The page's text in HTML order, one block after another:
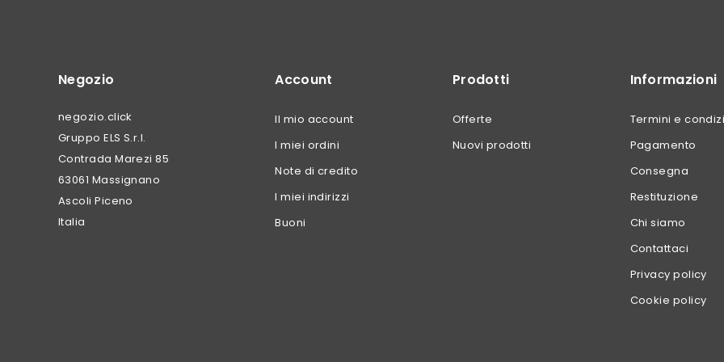
Negozio
negozio.click
Gruppo ELS S.r.l.
Contrada Marezi 85
63061 Massignano
Ascoli Piceno
Italia
Account
Il mio account
I miei ordini
Note di credito
I miei indirizzi
Buoni
Prodotti
Offerte
Nuovi prodotti
Informazioni
Termini e
Pagamento
Consegna
Restituzione
Chi siamo
Contattaci
Privacy policy
Cookie policy